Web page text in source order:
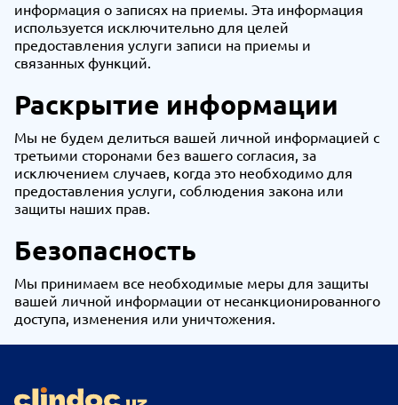
информация о записях на приемы. Эта информация
используется исключительно для целей
предоставления услуги записи на приемы и
связанных функций.
Раскрытие информации
Мы не будем делиться вашей личной информацией с
третьими сторонами без вашего согласия, за
исключением случаев, когда это необходимо для
предоставления услуги, соблюдения закона или
защиты наших прав.
Безопасность
Мы принимаем все необходимые меры для защиты
вашей личной информации от несанкционированного
доступа, изменения или уничтожения.